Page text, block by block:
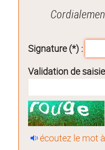
Signature (*) :
Validation de
écoutez le mot